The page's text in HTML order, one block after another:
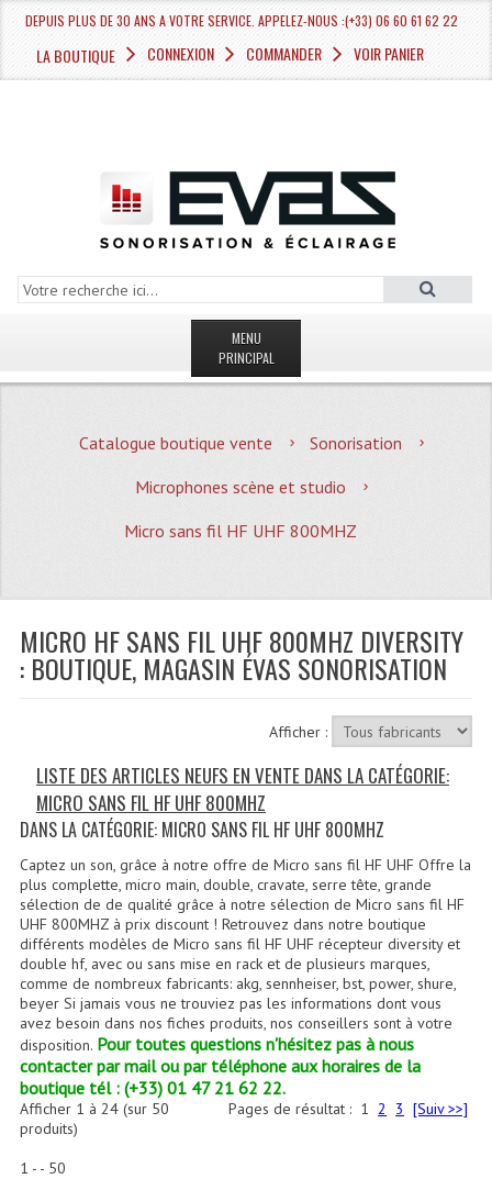
DEPUIS PLUS DE 30 ANS A VOTRE SERVICE. APPELEZ-NOUS :(+33) 06 60 61 62 22
LA BOUTIQUE CONNEXION COMMANDER VOIR PANIER
MENU
PRINCIPAL
MAGASIN
Quoi De Neuf?
Promotions
Location De Matériel
Le Matériel D´occasion
Recevoir Nos Promotions
Faire Votre Devis
CATÉGORIES
Sonorisation
Accessoires Pieds Cellules Diamants
Accessoires Enceintes
Accessoires Micro, Pieds De Régie
Cellule (s)
Catalogue boutique vente
Sonorisation
Microphones scène et studio
Micro sans fil HF UHF 800MHZ
MICRO HF SANS FIL UHF 800MHZ DIVERSITY
: BOUTIQUE, MAGASIN ÉVAS SONORISATION
Afficher :
LISTE DES ARTICLES NEUFS EN VENTE DANS LA CATÉGORIE:
MICRO SANS FIL HF UHF 800MHZ
DANS LA CATÉGORIE: MICRO SANS FIL HF UHF 800MHZ
Captez un son, grâce à notre offre de Micro sans fil HF UHF Offre la
plus complette, micro main, double, cravate, serre tête, grande
sélection de de qualité grâce à notre sélection de Micro sans fil HF
UHF 800MHZ à prix discount ! Retrouvez dans notre boutique
différents modèles de Micro sans fil HF UHF récepteur diversity et
double hf, avec ou sans mise en rack et de plusieurs marques,
comme de nombreux fabricants: akg, sennheiser, bst, power, shure,
beyer Si jamais vous ne trouviez pas les informations dont vous
avez besoin dans nos fiches produits, nos conseillers sont à votre
disposition. Pour toutes questions n'hésitez pas à nous
contacter par mail ou par téléphone aux horaires de la
boutique tél : (+33) 01 47 21 62 22.
Pages de résultat : 1 2 3 [Suiv >>]
Afficher 1 à 24(sur 50
produits)
1 - - 50